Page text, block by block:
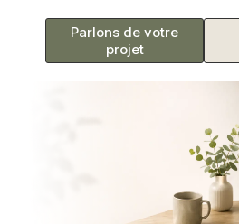
Parlons de votre
projet